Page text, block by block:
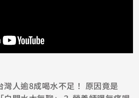
灣人逾8成喝水不足！ 原因竟是